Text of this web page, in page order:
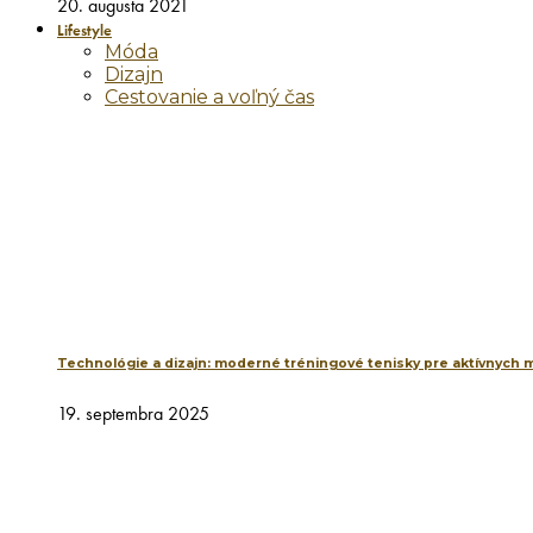
Lifestyle
Móda
Dizajn
Cestovanie a voľný čas
Technológie a dizajn: moderné tréningové tenisky pre aktívnych
19. septembra 2025